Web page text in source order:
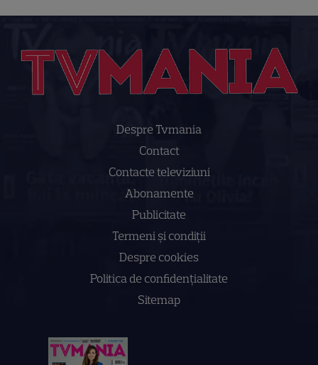
Despre Tvmania
Contact
Contacte televiziuni
Abonamente
Publicitate
Termeni și condiții
Despre cookies
Politica de confidenţialitate
Sitemap